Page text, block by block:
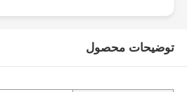
توضیحات محصول